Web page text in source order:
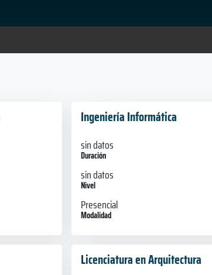
Ingeniería Informática
sin datos
Duración
sin datos
Nivel
Presencial
Modalidad
Licenciatura en Arquitectura